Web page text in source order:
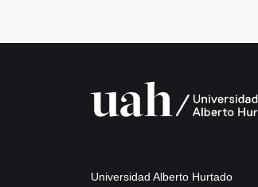
Universidad Alberto Hurtado